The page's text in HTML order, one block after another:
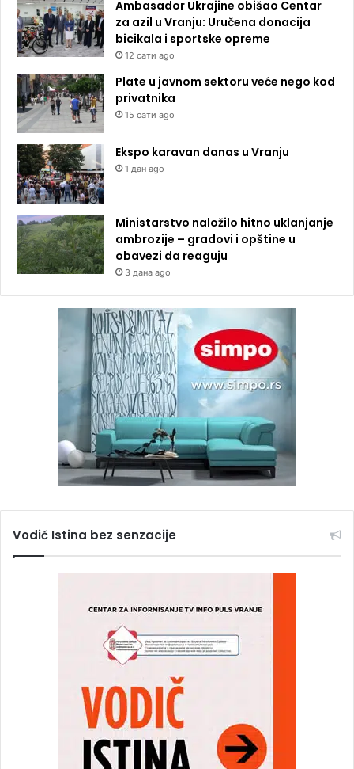
Ambasador Ukrajine obišao Centar
za azil u Vranju: Uručena donacija
bicikala i sportske opreme
12 сати ago
Plate u javnom sektoru veće nego kod
privatnika
15 сати ago
Ekspo karavan danas u Vranju
1 дан ago
Ministarstvo naložilo hitno uklanjanje
ambrozije – gradovi i opštine u
obavezi da reaguju
3 дана ago
Vodič Istina bez senzacije